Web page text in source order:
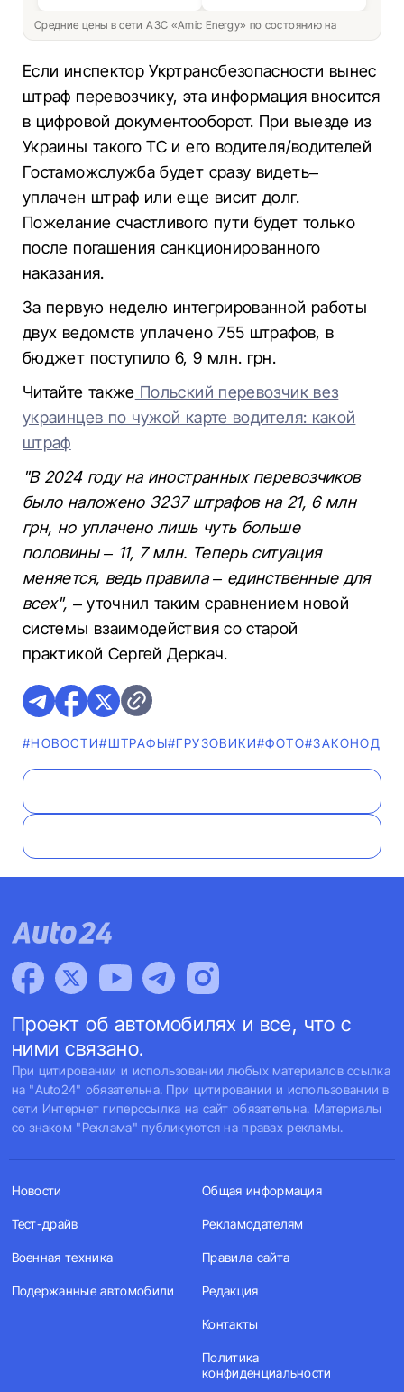
Средние цены в сети АЗС «Amic Energy» по состоянию на
Если инспектор Укртрансбезопасности вынес
штраф перевозчику, эта информация вносится
в цифровой документооборот. При выезде из
Украины такого ТС и его водителя/водителей
Гостаможслужба будет сразу видеть–
уплачен штраф или еще висит долг.
Пожелание счастливого пути будет только
после погашения санкционированного
наказания.
За первую неделю интегрированной работы
двух ведомств уплачено 755 штрафов, в
бюджет поступило 6, 9 млн. грн.
Читайте также Польский перевозчик вез
украинцев по чужой карте водителя: какой
штраф
"В 2024 году на иностранных перевозчиков
было наложено 3237 штрафов на 21, 6 млн
грн, но уплачено лишь чуть больше
половины – 11, 7 млн. Теперь ситуация
меняется, ведь правила – единственные для
всех", –уточнил таким сравнением новой
системы взаимодействия со старой
практикой Сергей Деркач.
#НОВОСТИ#ШТРАФЫ#ГРУЗОВИКИ#ФОТО
Проект об автомобилях и все, что с
ними связано.
При цитировании и использовании любых материалов ссылка
на "Auto24" обязательна. При цитировании и использовании в
сети Интернет гиперссылка на сайт обязательна. Материалы
со знаком "Реклама" публикуются на правах рекламы.
Новости
Тест-драйв
Военная техника
Подержанные автомобили
Общая информация
Рекламодателям
Правила сайта
Редакция
Контакты
Политика
конфиденциальности